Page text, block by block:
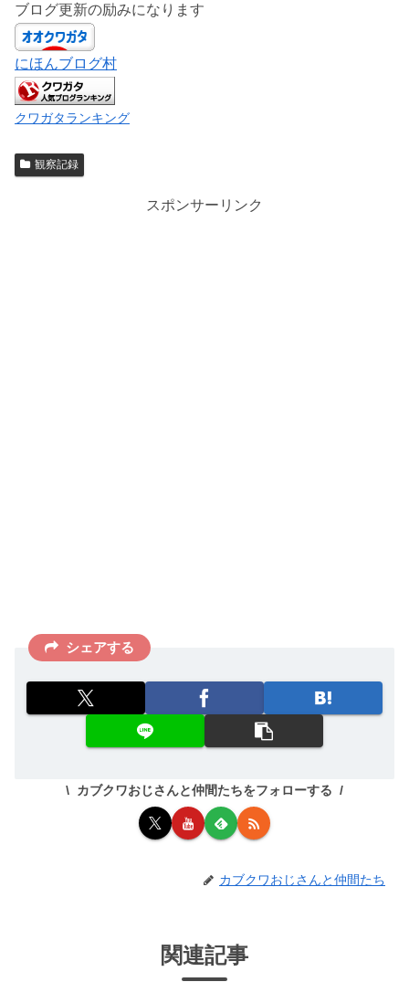
ブログ更新の励みになります
にほんブログ村
クワガタランキング
観察記録
スポンサーリンク
シェアする
カブクワおじさんと仲間たちをフォローする
カブクワおじさんと仲間たち
関連記事